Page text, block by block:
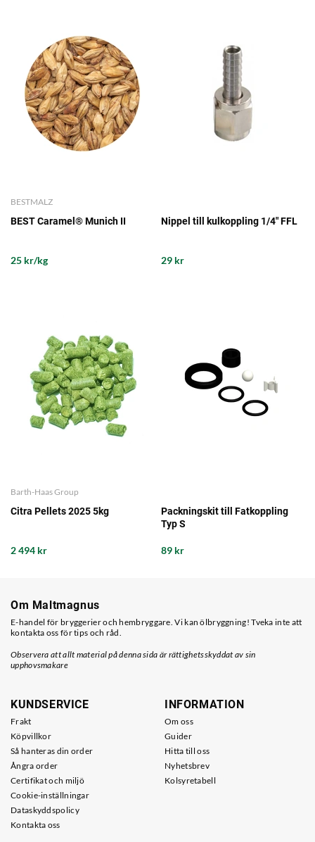
BESTMALZ
BEST Caramel® Munich II
25 kr/kg
Nippel till kulkoppling 1/4" FFL
29 kr
Barth-Haas Group
Citra Pellets 2025 5kg
2 494 kr
Packningskit till Fatkoppling
Typ S
89 kr
Om Maltmagnus
E-handel för bryggerier och hembryggare. Vi kan ölbryggning! Tveka inte att
kontakta oss för tips och råd.
Observera att allt material på denna sida är rättighetsskyddat av sin
upphovsmakare
KUNDSERVICE
Frakt
Köpvillkor
Så hanteras din order
Ångra order
Certifikat och miljö
Cookie-inställningar
Dataskyddspolicy
Kontakta oss
INFORMATION
Om oss
Guider
Hitta till oss
Nyhetsbrev
Kolsyretabell